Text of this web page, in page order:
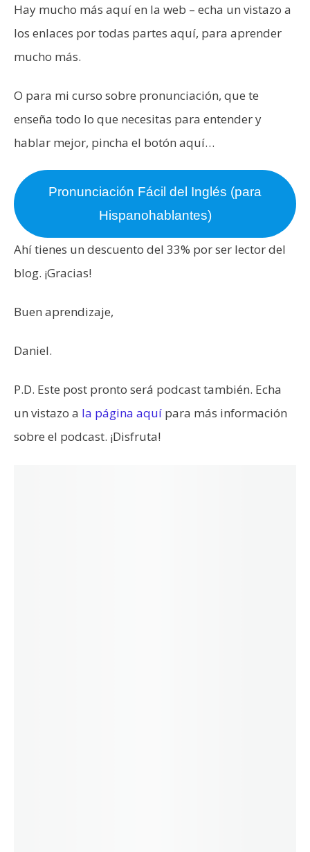
Hay mucho más aquí en la web – echa un vistazo a
los enlaces por todas partes aquí, para aprender
mucho más.
O para mi curso sobre pronunciación, que te
enseña todo lo que necesitas para entender y
hablar mejor, pincha el botón aquí…
Pronunciación Fácil del Inglés (para
Hispanohablantes)
Ahí tienes un descuento del 33% por ser lector del
blog. ¡Gracias!
Buen aprendizaje,
Daniel.
P.D. Este post pronto será podcast también. Echa
un vistazo a la página aquí para más información
sobre el podcast. ¡Disfruta!